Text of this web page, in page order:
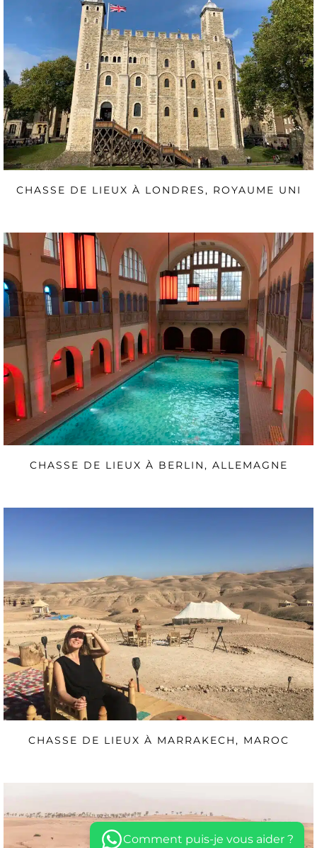
Comment puis-je vous aider ?
CHASSE DE LIEUX À LONDRES, ROYAUME UNI
CHASSE DE LIEUX À BERLIN, ALLEMAGNE
CHASSE DE LIEUX À MARRAKECH, MAROC